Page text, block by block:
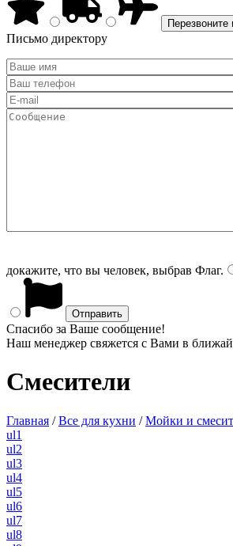
Письмо директору
докажите, что вы человек, выбрав Флаг.
Спасибо за Ваше сообщение!
Наш менеджер свяжется с Вами в
Смесители
Главная /Все для кухни /Мойки и
ul1
ul2
ul3
ul4
ul5
ul6
ul7
ul8